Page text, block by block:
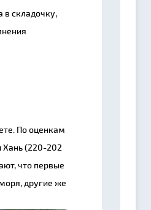
в складочку,
По оценкам
Хань (220-202
что первые
другие же